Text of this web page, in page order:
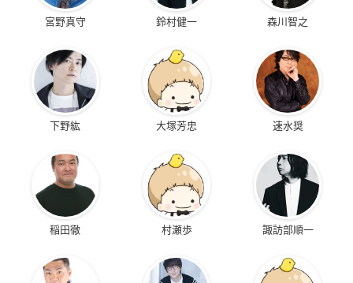
宮野真守 鈴村健一 森川智之
下野紘 大塚芳忠 速水奨
稲田徹 村瀬歩 諏訪部順一